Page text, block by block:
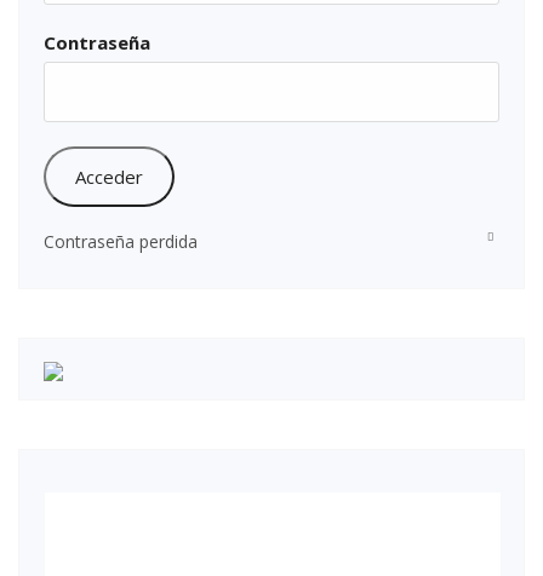
Contraseña
Contraseña perdida